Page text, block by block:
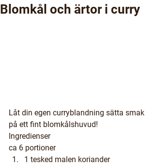
Blomkål och ärtor i curry
Låt din egen curryblandning sätta smak
på ett fint blomkålshuvud!
Ingredienser
ca 6 portioner
1 tesked malen koriander